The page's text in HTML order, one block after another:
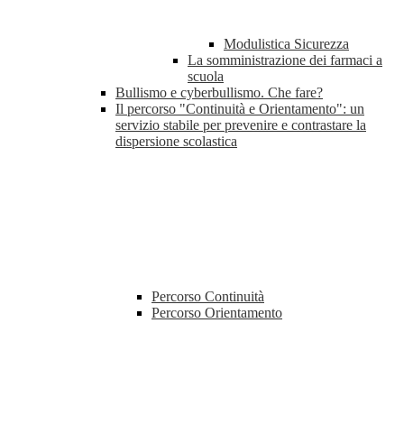
Modulistica Sicurezza
La somministrazione dei farmaci a
scuola
Bullismo e cyberbullismo. Che fare?
Il percorso "Continuità e Orientamento": un
servizio stabile per prevenire e contrastare la
dispersione scolastica
Percorso Continuità
Percorso Orientamento